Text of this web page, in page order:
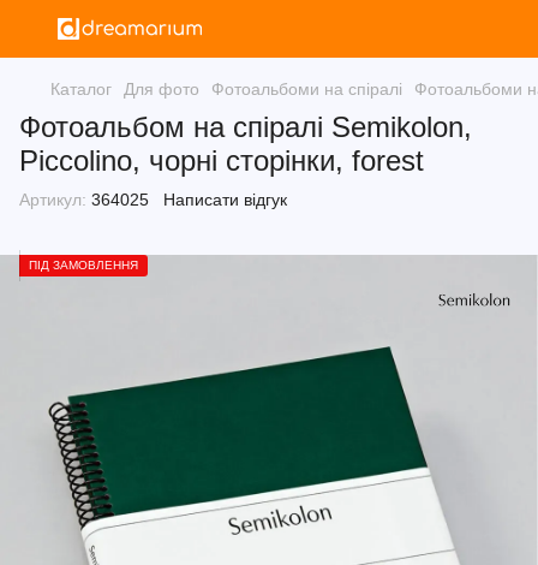
Каталог Для фото Фотоальбоми на спіралі Фотоальбоми
Фотоальбом на спіралі Semikolon,
Piccolino, чорні сторінки, forest
Артикул: 364025 Написати відгук
ПІД ЗАМОВЛЕННЯ